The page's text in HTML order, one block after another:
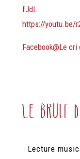
fJdL
https://youtu.be/
Facebook@Le
Le Bruit
Lecture